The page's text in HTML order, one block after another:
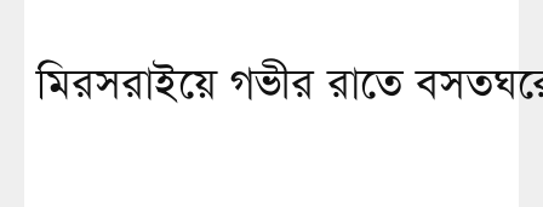
মিরসরাইয়ে গভীর রাতে